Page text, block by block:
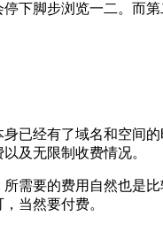
下脚步浏览一二。而
已经有了域名和空间
及无限制收费情况。
需要的费用自然也是
当然要付费。